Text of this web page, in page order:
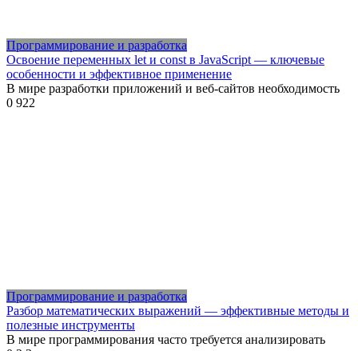
Программирование и разработка
Освоение переменных let и const в JavaScript — ключевые
особенности и эффективное применение
В мире разработки приложений и веб-сайтов необходимость
0 922
Программирование и разработка
Разбор математических выражений — эффективные методы и
полезные инструменты
В мире программирования часто требуется анализировать